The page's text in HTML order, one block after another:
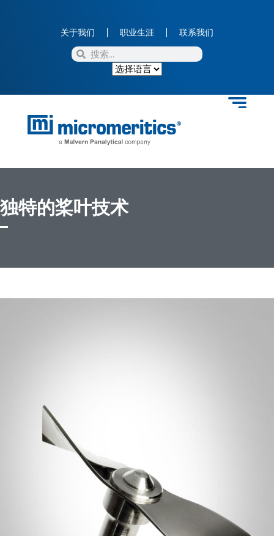
关于我们 职业生涯 联系我们
独特的桨叶技术